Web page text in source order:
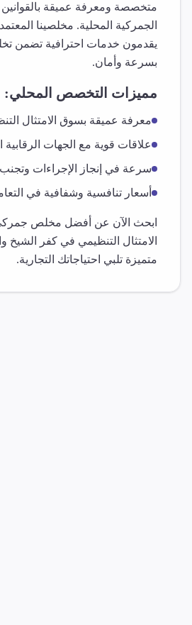
متخصصة ومعرفة عميقة بالقوانين
الجمركية المحلية. مخلصينا
يقدمون خدمات احترافية تضمن
بسرعة وأمان.
مميزات التخصص المحلي:
معرفة عميقة بسوق الامتثال
علاقات قوية مع الجهات الرقابية
سرعة في إنجاز الإجراءات وتجنب
أسعار تنافسية وشفافية في
ابحث الآن عن أفضل مخلص
الامتثال التنظيمي في كفر الشيخ
متميزة تلبي احتياجاتك التجارية.